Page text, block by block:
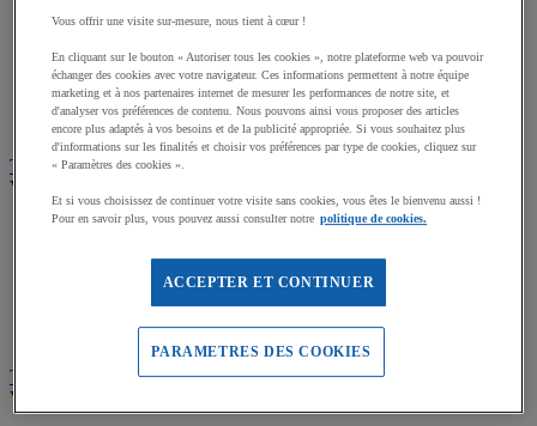
Raquettes de Badminton
Poteaux de Badminton
Filets Badminton
Packs Badminton
Accessoires Badminton
Tennis de table
Voir tous les produits
Raquettes de Tennis de table
Filets, Poteaux Tennis de table
Accessoires Tennis de table
Tennis
Voir tous les produits
Vous offrir une visite sur-mesure, nous tient à cœur !
En cliquant sur le bouton « Autoriser tous les cookies », notre plateforme web va pouvoir
échanger des cookies avec votre navigateur. Ces informations permettent à notre équipe
marketing et à nos partenaires internet de mesurer les performances de notre site, et
d'analyser vos préférences de contenu. Nous pouvons ainsi vous proposer des articles
encore plus adaptés à vos besoins et de la publicité appropriée. Si vous souhaitez plus
d'informations sur les finalités et choisir vos préférences par type de cookies, cliquez sur
« Paramètres des cookies ».
Et si vous choisissez de continuer votre visite sans cookies, vous êtes le bienvenu aussi !
Pour en savoir plus, vous pouvez aussi consulter notre politique de cookies.
ACCEPTER ET CONTINUER
PARAMETRES DES COOKIES